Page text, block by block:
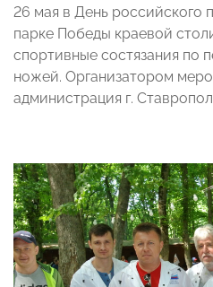
26 мая в День российского
парке Победы краевой
спортивные состязания по
ножей. Организатором
администрация г.